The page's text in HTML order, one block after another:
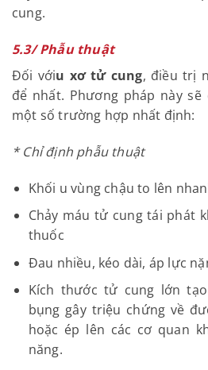
Với phương pháp này, các bác
qua điện quang can thiệp
động mạch tử cung. Khi người
thuật nút mạch, khả năng
tử cung hoặc bóc nhân xơ sẽ
tỷ lệ điều trị thất bại khoảng 20
trường hợp này, để điều trị dứt
thuật cắt tử cung.
5.3/ Phẫu thuật
Đối với
u xơ tử cung
, điều trị
để nhất. Phương pháp này sẽ
* Chỉ định phẫu thuật
Khối u vùng chậu to lên
Chảy máu tử cung tái phát